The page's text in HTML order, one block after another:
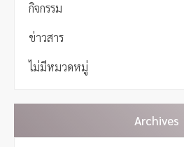
i
g
t
o
กิจกรรม
ข่าวสาร
ไม่มีหมวดหมู่
Archives